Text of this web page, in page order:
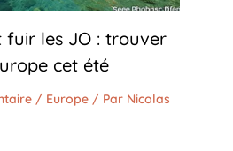
fuir les JO : trouver
cet été
/ Europe / Par Nicolas